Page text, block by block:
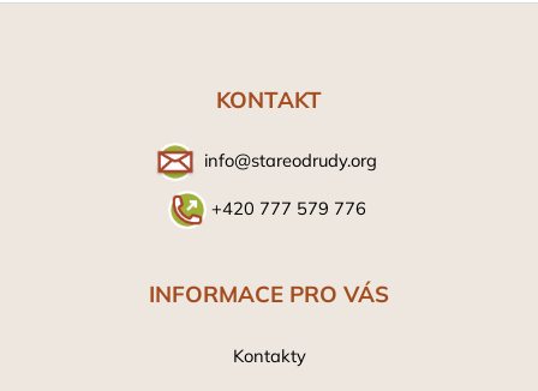
KONTAKT
info@stareodrudy.org
+420 777 579 776
INFORMACE PRO VÁS
Kontakty